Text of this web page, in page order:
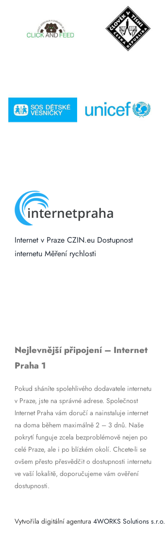
Internet v Praze CZIN.eu Dostupnost
internetu Měření rychlosti
Nejlevnější připojení – Internet
Praha 1
Pokud sháníte spolehlivého dodavatele internetu
v Praze, jste na správné adrese. Společnost
Internet Praha vám doručí a nainstaluje internet
na doma během maximálně 2 – 3 dnů. Naše
pokrytí funguje zcela bezproblémově nejen po
celé Praze, ale i po blízkém okolí. Chcete-li se
ovšem přesto přesvědčit o dostupnosti internetu
ve vaší lokalitě, doporučujeme vám ověření
dostupnosti.
Vytvořila digitální agentura 4WORKS Solutions s.r.o.